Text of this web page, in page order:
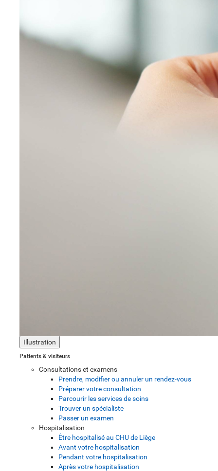
Illustration
Patients & visiteurs
Consultations et examens
Prendre, modifier ou annuler un rendez-vous
Préparer votre consultation
Parcourir les services de soins
Trouver un spécialiste
Passer un examen
Hospitalisation
Être hospitalisé au CHU de Liège
Avant votre hospitalisation
Pendant votre hospitalisation
Après votre hospitalisation